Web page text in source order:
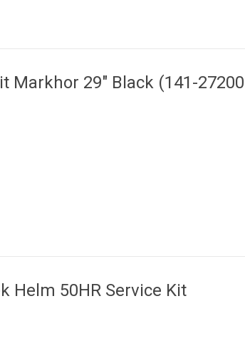
29" Black (141-
Helm 50HR Service Kit